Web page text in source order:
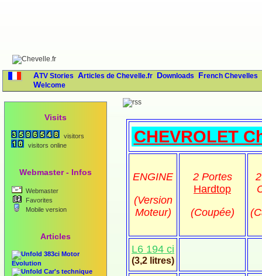
ATV Stories Articles de Chevelle.fr Downloads
French Chevelles
Welcome
Visits
visitors
visitors online
Webmaster - Infos
Webmaster
Favorites
Mobile version
Articles
383ci Motor
Evolution
Car's technique
CHEVROLET
ENGINE
(Version
Moteur)
2 Portes
Hardtop
(Coupée)
L6 194 ci
(3,2 litres)